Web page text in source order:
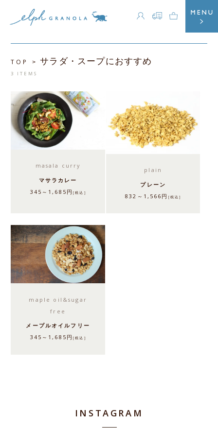
TOP >サラダ・スープにおすすめ
3 ITEMS
masala curry
マサラカレー
345～1,685円[税込]
plain
プレーン
832～1,566円 [税込]
maple oil&sugar
free
メープルオイルフリー
345～1,685円[税込]
INSTAGRAM